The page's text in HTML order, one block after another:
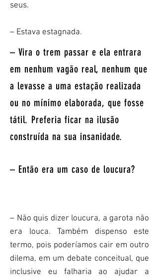
seus.
– Estava estagnada.
– Vira o trem passar e ela entrara
em nenhum vagão real, nenhum que
a levasse a uma estação realizada
ou no mínimo elaborada, que fosse
tátil. Preferia ficar na ilusão
construída na sua insanidade.
– Então era um caso de loucura?
– Não quis dizer loucura, a garota não
era louca. Também dispenso este
termo, pois poderíamos cair em outro
dilema, em um debate conceitual, que
inclusive eu falharia ao ajudar a